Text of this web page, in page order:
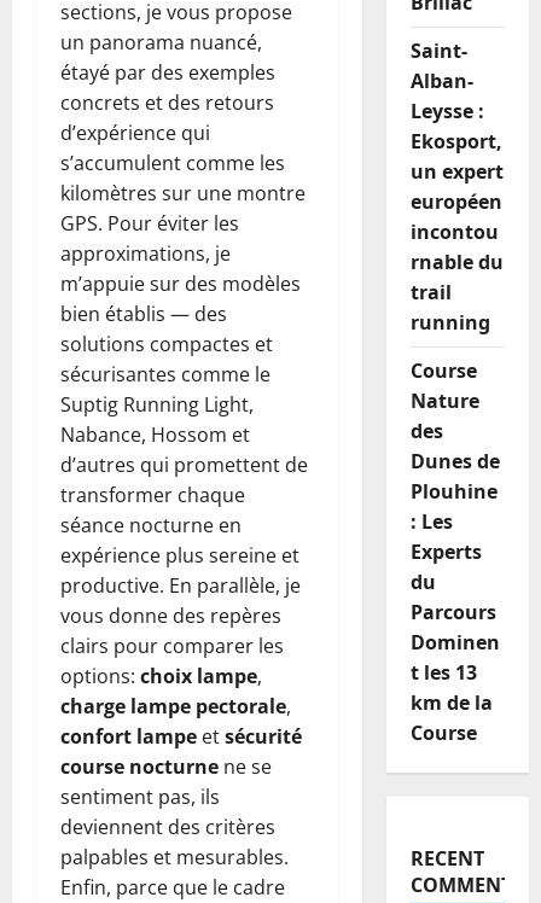
sections, je vous propose
un panorama nuancé,
étayé par des exemples
concrets et des retours
d’expérience qui
s’accumulent comme les
kilomètres sur une montre
GPS. Pour éviter les
approximations, je
m’appuie sur des modèles
bien établis — des
solutions compactes et
sécurisantes comme le
Suptig Running Light,
Nabance, Hossom et
d’autres qui promettent de
transformer chaque
séance nocturne en
expérience plus sereine et
productive. En parallèle, je
vous donne des repères
clairs pour comparer les
options: choix lampe,
charge lampe pectorale,
confort lampe etsécurité
course nocturne ne se
sentiment pas, ils
deviennent des critères
palpables et mesurables.
Enfin, parce que le cadre
Saint-
Alban-
Leysse :
Ekosport,
un expert
européen
incontou
rnable du
trail
running
Course
Nature
des
Dunes de
Plouhine
: Les
Experts
du
Parcours
Dominen
t les 13
km de la
Course
RECENT
COMMENTS